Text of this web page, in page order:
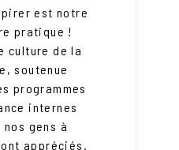
est notre
pratique !
culture de la
soutenue
programmes
internes
gens à
appréciés.